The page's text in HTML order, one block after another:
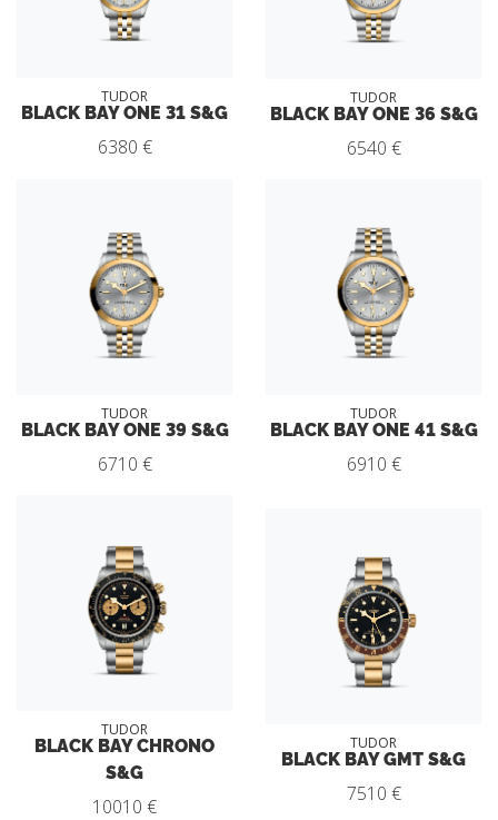
TUDOR
BLACK BAY ONE 31 S&G
6380 €
TUDOR
BLACK BAY ONE 36 S&G
6540 €
TUDOR
BLACK BAY ONE 39 S&G
6710 €
TUDOR
BLACK BAY ONE 41 S&G
6910 €
TUDOR
BLACK BAY CHRONO
S&G
10010 €
TUDOR
BLACK BAY GMT S&G
7510 €